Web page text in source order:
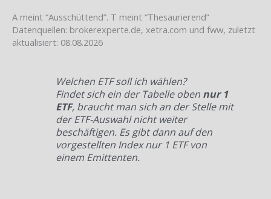
A meint “Ausschüttend”. T meint “Thesaurierend”
Datenquellen: brokerexperte.de, xetra.com und fww, zuletzt
aktualisiert: 08.08.2026
Welchen ETF soll ich wählen?
Findet sich ein der Tabelle oben nur 1
ETF, braucht man sich an der Stelle mit
der ETF-Auswahl nicht weiter
beschäftigen. Es gibt dann auf den
vorgestellten Index nur 1 ETF von
einem Emittenten.